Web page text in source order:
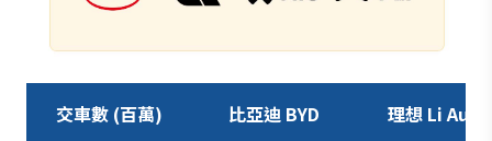
交車數 (百萬) 比亞迪 BYD 理想 Li Auto